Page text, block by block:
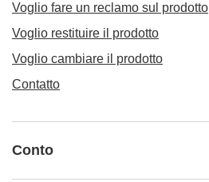
Voglio fare un reclamo sul prodotto
Voglio restituire il prodotto
Voglio cambiare il prodotto
Contatto
Conto